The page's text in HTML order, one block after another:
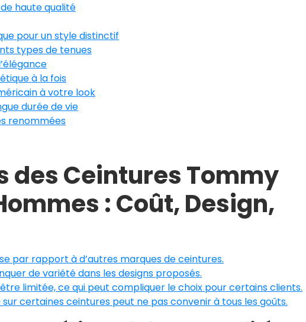
haute qualité
pour un style distinctif
types de tenues
à la fois
à votre look
durée de vie
renommées
des Ceintures Tommy
: Coût, Design,
par rapport à d’autres marques de ceintures.
de variété dans les designs proposés.
limitée, ce qui peut compliquer le choix pour certains clients.
certaines ceintures peut ne pas convenir à tous les goûts.